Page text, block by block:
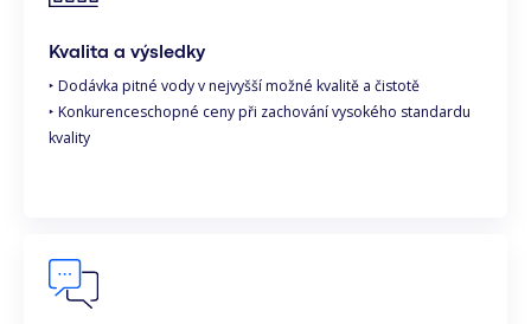
Kvalita a výsledky
‣ Dodávka pitné vody v nejvyšší možné kvalitě a čistotě
‣ Konkurenceschopné ceny při zachování vysokého standardu
kvality